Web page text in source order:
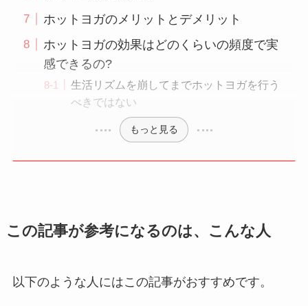
ホットヨガのメリットとデメリット
ホットヨガの効果はどのくらいの頻度で実
感できるの?
生活リズムを崩してまでホットヨガを行う
べきではない
もっと見る
この記事が参考になるのは、こんな人
以下のような人にはこの記事がおすすめです。